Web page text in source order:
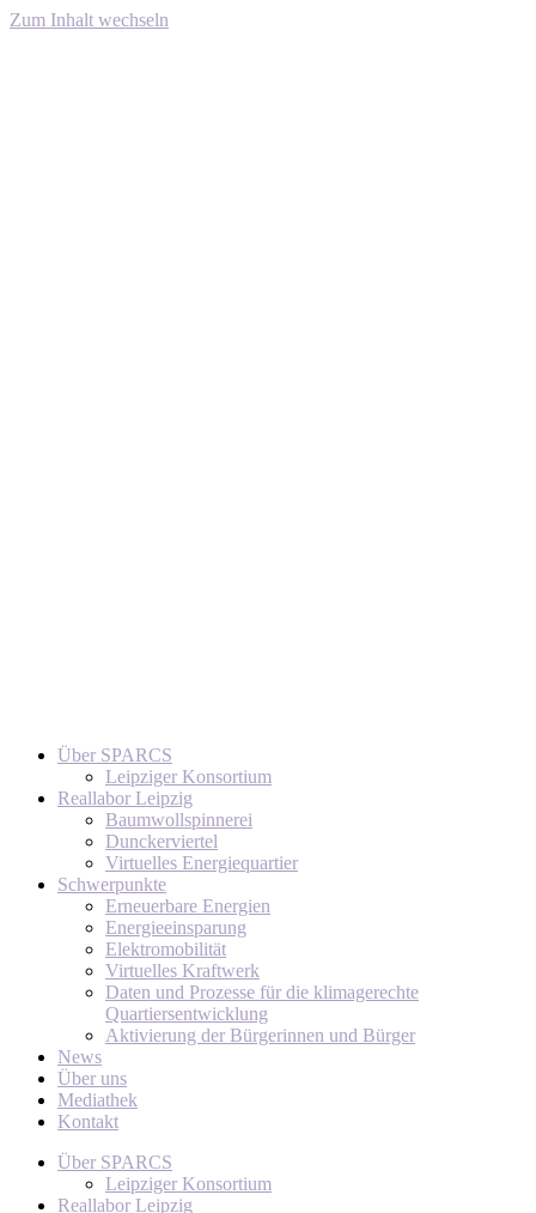
Zum Inhalt wechseln
Über SPARCS
Leipziger Konsortium
Reallabor Leipzig
Baumwollspinnerei
Dunckerviertel
Virtuelles Energiequartier
Schwerpunkte
Erneuerbare Energien
Energieeinsparung
Elektromobilität
Virtuelles Kraftwerk
Daten und Prozesse für die klimagerechte
Quartiersentwicklung
Aktivierung der Bürgerinnen und Bürger
News
Über uns
Mediathek
Kontakt
Über SPARCS
Leipziger Konsortium
Reallabor Leipzig